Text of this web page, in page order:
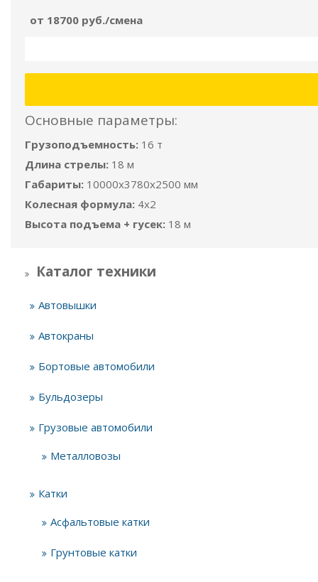
от 18700 руб./смена
Основные параметры:
Грузоподъемность: 16 т
Длина стрелы: 18 м
Габариты: 10000x3780x2500 мм
Колесная формула: 4x2
Высота подъема + гусек: 18 м
Каталог техники
Автовышки
Автокраны
Бортовые автомобили
Бульдозеры
Грузовые автомобили
Металловозы
Катки
Асфальтовые катки
Грунтовые катки